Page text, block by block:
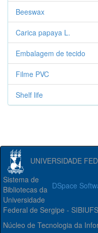
Beeswax
Carica papaya L.
Embalagem de tecido
Filme PVC
Shelf life
UNIVERSIDADE
DSpace
Sistema de
Bibliotecas da
Universidade
Federal de Sergipe - SIBIUFS
Núcleo de Tecnologia da